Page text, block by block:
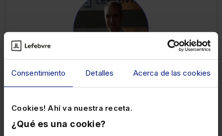
Consentimiento Detalles Acerca de las cookies
Cookies! Ahí va nuestra receta.
¿Qué es una cookie?
Víctor Martinez Calvo
Software Manager y Líder de Productos de
Normativo